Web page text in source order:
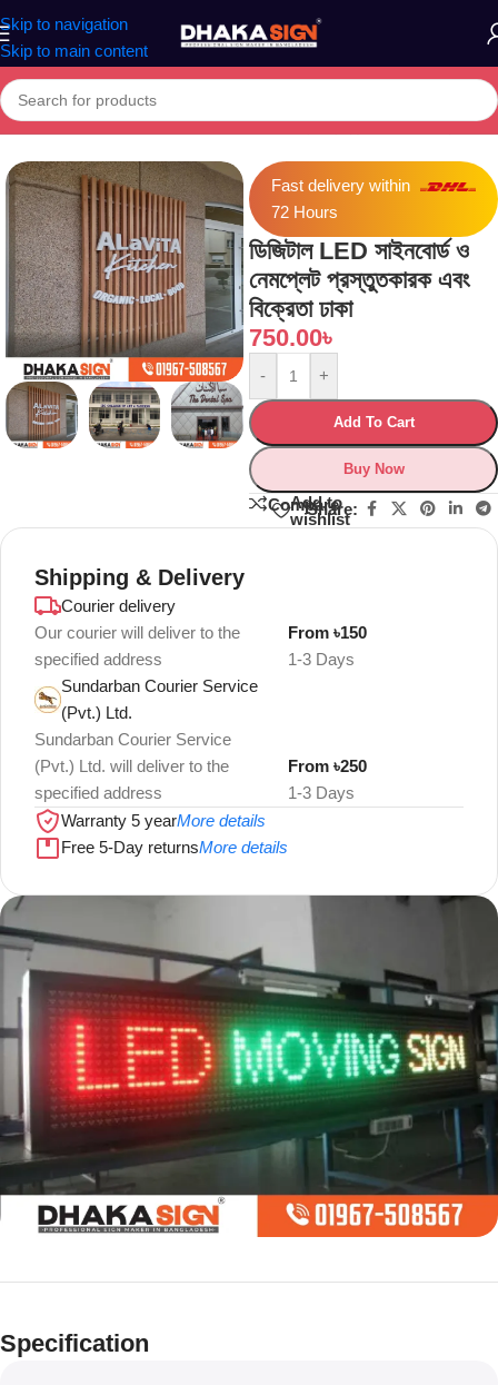
Skip to navigation
Skip to main content
Home»Shop»ডিজিটাল LED সাইনবোর্ড ও নেমপ্লেট প্রস্তুতকারক এবং বিক্রেতা ঢাকা
Fast delivery within
72 Hours
ডিজিটাল LED সাইনবোর্ড ও
নেমপ্লেট প্রস্তুতকারক এবং
বিক্রেতা ঢাকা
750.00৳
- +
Add To Cart
Buy Now
Compare
Add to
wishlist
Share:
Shipping & Delivery
Courier delivery
Our courier will deliver to the
specified address
1-3 Days
From ৳150
Sundarban Courier Service
(Pvt.) Ltd.
Sundarban Courier Service
(Pvt.) Ltd. will deliver to the
specified address
1-3 Days
From ৳250
Warranty 5 yearMore details
Free 5-Day returnsMore details
Limited offer
Moving
Specification